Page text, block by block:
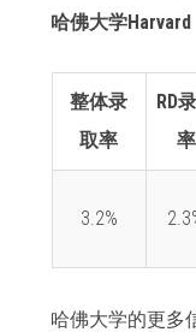
哈佛大学Harvard
整体录
取率
RD
率
3.2%
哈佛大学的更多